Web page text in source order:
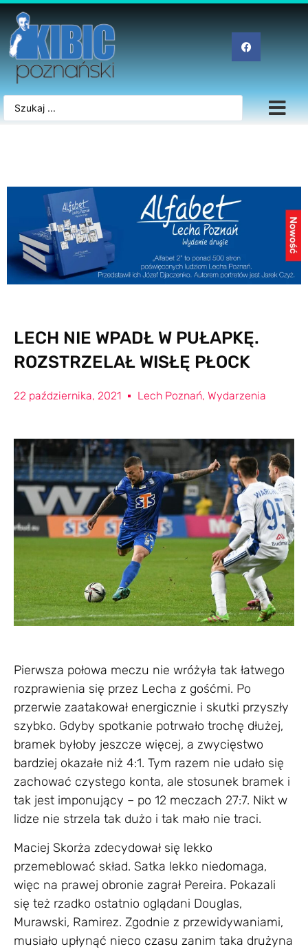
LECH NIE WPADŁ W PUŁAPKĘ.
ROZSTRZELAŁ WISŁĘ PŁOCK
22 października, 2021 Lech Poznań, Wydarzenia
Pierwsza połowa meczu nie wróżyła tak łatwego
rozprawienia się przez Lecha z gośćmi. Po
przerwie zaatakował energicznie i skutki przyszły
szybko. Gdyby spotkanie potrwało trochę dłużej,
bramek byłoby jeszcze więcej, a zwycięstwo
bardziej okazałe niż 4:1. Tym razem nie udało się
zachować czystego konta, ale stosunek bramek i
tak jest imponujący – po 12 meczach 27:7. Nikt w
lidze nie strzela tak dużo i tak mało nie traci.
Maciej Skorża zdecydował się lekko
przemeblować skład. Satka lekko niedomaga,
więc na prawej obronie zagrał Pereira. Pokazali
się też rzadko ostatnio oglądani Douglas,
Murawski, Ramirez. Zgodnie z przewidywaniami,
musiało upłynąć nieco czasu zanim taka drużyna